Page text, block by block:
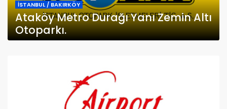
İSTANBUL / BAKIRKÖY
Ataköy Metro Durağı Yanı Zemin Altı
Otoparkı.